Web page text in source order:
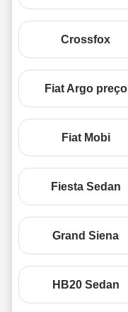
Crossfox
Fiat Argo preço
Fiat Mobi
Fiesta Sedan
Grand Siena
HB20 Sedan